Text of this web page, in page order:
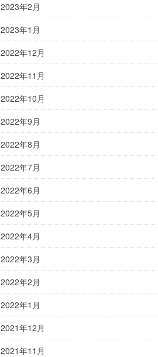
2023年2月
2023年1月
2022年12月
2022年11月
2022年10月
2022年9月
2022年8月
2022年7月
2022年6月
2022年5月
2022年4月
2022年3月
2022年2月
2022年1月
2021年12月
2021年11月